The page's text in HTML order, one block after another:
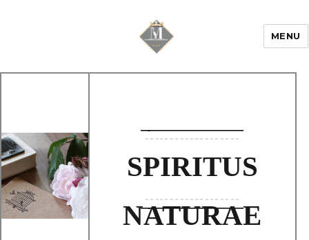
MENU
SPIRITUS
NATURAE